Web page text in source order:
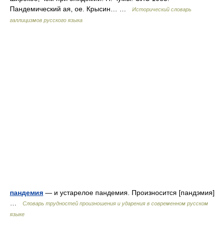
Пандемический ая, ое. Крысин… …
Исторический словарь
галлицизмов русского языка
пандемия — и устарелое пандемия. Произносится [пандэмия]
Словарь трудностей произношения и ударения в современном русском
языке